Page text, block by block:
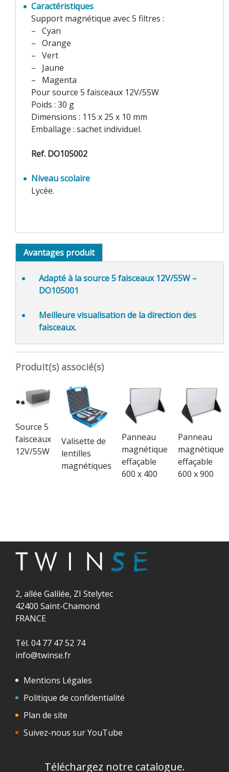
Caractéristiques
Support magnétique avec 5 filtres :
– Cyan
– Orange
– Vert
– Jaune
– Magenta
Pour source 5 faisceaux 12V/55W
Poids : 30 g
Dimensions : 115 x 25 x 10 mm
Emballage : sachet individuel.
Ref. DO105002
Niveau scolaire
Lycée.
Avantages produit
Adapté à lasource 5 faisceaux 12V/55W –
DO105001
Meilleurevisualisation de la directiondes
faisceaux.
Produit(s) associé(s)
Source 5
faisceaux
12V/55W
Valisette de
lentilles
magnétiques
Panneau
magnétique
effaçable
600 x 400
Panneau
magnétique
effaçable
600 x 900
2, allée Galilée, ZI Stelytec
42400 Saint-Chamond
FRANCE
Tél. 04 77 47 52 74
info@twinse.fr
Mentions Légales
Politique de confidentialité
Plan de site
Suivez-nous sur YouTube
Téléchargez notre catalogue.